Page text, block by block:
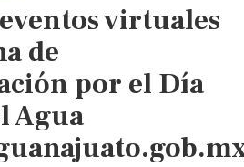
virtuales
de
por el Día
Agua